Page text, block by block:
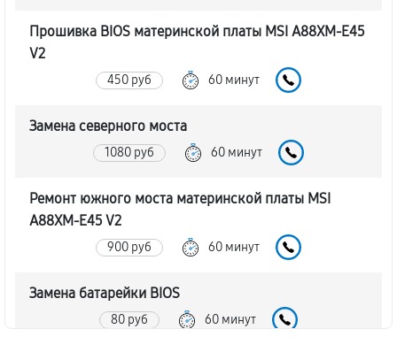
Прошивка BIOS материнской платы MSI A88XM-E45
V2
450 руб 60 минут
Замена северного моста
1080 руб 60 минут
Ремонт южного моста материнской платы MSI
A88XM-E45 V2
900 руб 60 минут
Замена батарейки BIOS
80 руб 60 минут